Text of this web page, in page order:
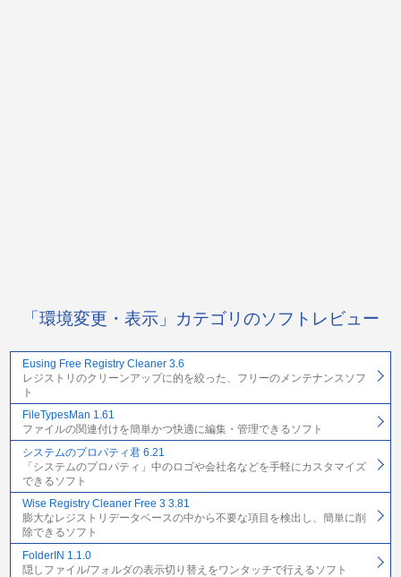
「環境変更・表示」カテゴリのソフトレビュー
Eusing Free Registry Cleaner 3.6
レジストリのクリーンアップに的を絞った、フリーのメンテナンスソフ
ト
FileTypesMan 1.61
ファイルの関連付けを簡単かつ快適に編集・管理できるソフト
システムのプロパティ君 6.21
「システムのプロパティ」中のロゴや会社名などを手軽にカスタマイズ
できるソフト
Wise Registry Cleaner Free 3 3.81
膨大なレジストリデータベースの中から不要な項目を検出し、簡単に削
除できるソフト
FolderIN 1.1.0
隠しファイル/フォルダの表示切り替えをワンタッチで行えるソフト